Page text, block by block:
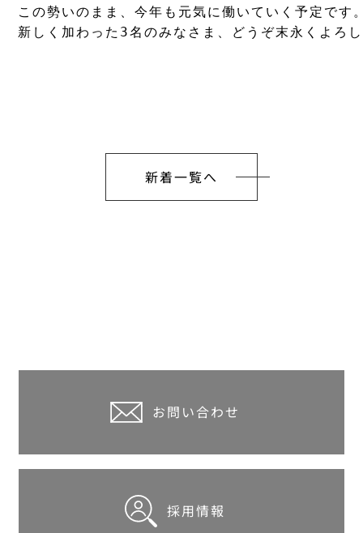
この勢いのまま、今年も元気に働いていく予定です
新しく加わった3名のみなさま、どうぞ末永くよろ
新着一覧へ
お問い合わせ
採用情報